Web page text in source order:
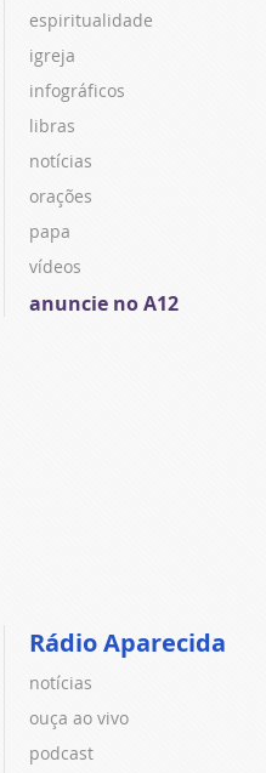
espiritualidade
igreja
infográficos
libras
notícias
orações
papa
vídeos
anuncie no A12
Rádio Aparecida
notícias
ouça ao vivo
podcast